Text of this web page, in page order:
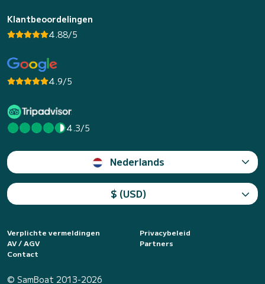
Klantbeoordelingen
4.88/5
4.9/5
4.3/5
Nederlands
$ (USD)
Verplichte vermeldingen
Privacybeleid
AV / AGV
Partners
Contact
© SamBoat 2013-2026